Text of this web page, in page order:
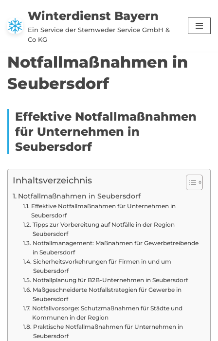
Zum
Inhalt
Winterdienst Bayern
Ein Service der Stemweder Service GmbH &
Co KG
Notfallmaßnahmen in
Seubersdorf
Effektive Notfallmaßnahmen
für Unternehmen in
Seubersdorf
Inhaltsverzeichnis
Notfallmaßnahmen in Seubersdorf
Effektive Notfallmaßnahmen für Unternehmen in
Seubersdorf
Tipps zur Vorbereitung auf Notfälle in der Region
Seubersdorf
Notfallmanagement: Maßnahmen für Gewerbetreibende
in Seubersdorf
Sicherheitsvorkehrungen für Firmen in und um
Seubersdorf
Notfallplanung für B2B-Unternehmen in Seubersdorf
Maßgeschneiderte Notfallstrategien für Gewerbe in
Seubersdorf
Notfallvorsorge: Schutzmaßnahmen für Städte und
Kommunen in der Region
Praktische Notfallmaßnahmen für Unternehmen in
Seubersdorf